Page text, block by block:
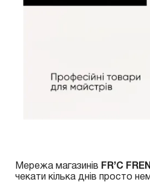
Мережа магазинів FR’C
чекати кілька днів просто